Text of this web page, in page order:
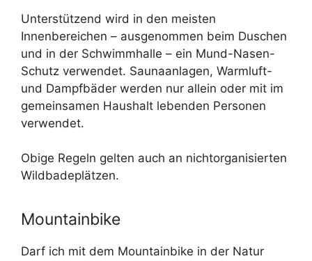
Unterstützend wird in den meisten
Innenbereichen – ausgenommen beim Duschen
und in der Schwimmhalle – ein Mund-Nasen-
Schutz verwendet. Saunaanlagen, Warmluft-
und Dampfbäder werden nur allein oder mit im
gemeinsamen Haushalt lebenden Personen
verwendet.
Obige Regeln gelten auch an nichtorganisierten
Wildbadeplätzen.
Mountainbike
Darf ich mit dem Mountainbike in der Natur